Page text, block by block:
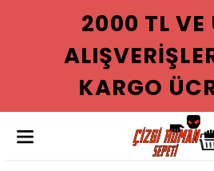
TL VE ÜZERI
ÜCRETSIZ